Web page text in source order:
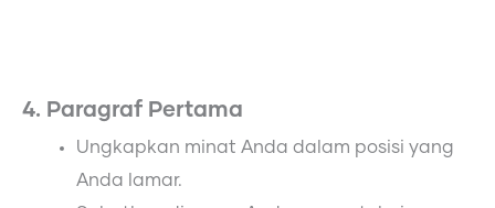
4. Paragraf Pertama
Ungkapkan minat Anda dalam posisi yang
Anda lamar.